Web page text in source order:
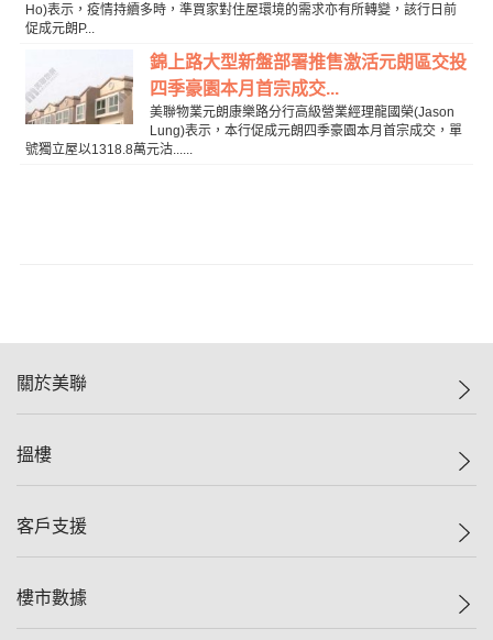
Ho)表示，疫情持續多時，準買家對住屋環境的需求亦有所轉變，該行日前
促成元朗P...
錦上路大型新盤部署推售激活元朗區交投
四季豪園本月首宗成交...
美聯物業元朗康樂路分行高級營業經理龍國榮(Jason
Lung)表示，本行促成元朗四季豪園本月首宗成交，單
號獨立屋以1318.8萬元沽......
關於美聯
美聯集團
人才招募
搵樓
一手新盤
減價
客戶支援
自助放盤
樓市數據